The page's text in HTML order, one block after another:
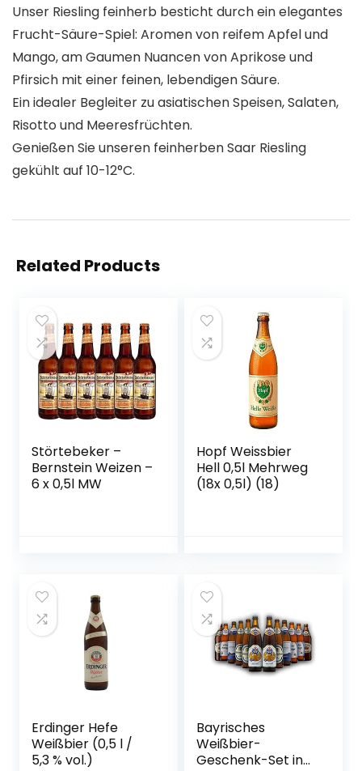
Unser Riesling feinherb besticht durch ein elegantes
Frucht-Säure-Spiel: Aromen von reifem Apfel und
Mango, am Gaumen Nuancen von Aprikose und
Pfirsich mit einer feinen, lebendigen Säure.
Ein idealer Begleiter zu asiatischen Speisen, Salaten,
Risotto und Meeresfrüchten.
Genießen Sie unseren feinherben Saar Riesling
gekühlt auf 10-12°C.
Related Products
Störtebeker –
Bernstein Weizen –
6 x 0,5l MW
Hopf Weissbier
Hell 0,5l Mehrweg
(18x 0,5l) (18)
Erdinger Hefe
Weißbier (0,5 l /
5,3 % vol.)
Bayrisches
Weißbier-
Geschenk-Set in